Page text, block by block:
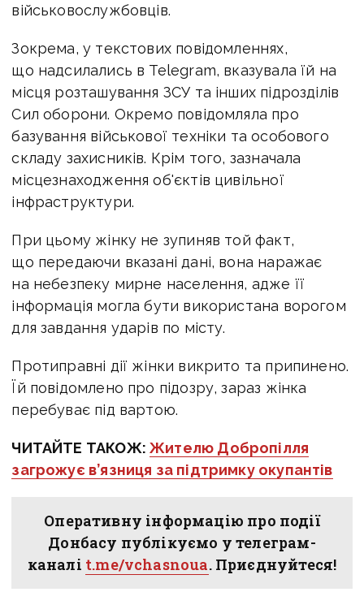
військовослужбовців.
Зокрема, у текстових повідомленнях,
що надсилались в Telegram, вказувала їй на
місця розташування ЗСУ та інших підрозділів
Сил оборони. Окремо повідомляла про
базування військової техніки та особового
складу захисників. Крім того, зазначала
місцезнаходження об'єктів цивільної
інфраструктури.
При цьому жінку не зупиняв той факт,
що передаючи вказані дані, вона наражає
на небезпеку мирне населення, адже її
інформація могла бути використана ворогом
для завдання ударів по місту.
Протиправні дії жінки викрито та припинено.
Їй повідомлено про підозру, зараз жінка
перебуває під вартою.
ЧИТАЙТЕ ТАКОЖ:Жителю Добропілля
загрожує в’язниця за підтримку окупантів
Оперативну інформацію про події
Донбасу публікуємо у телеграм-
каналі t.me/vchasnoua. Приєднуйтеся!